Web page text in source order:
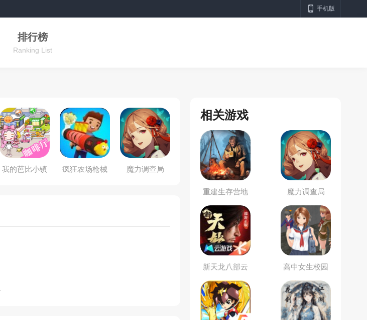
手机版
排行榜
Ranking List
我的芭比小镇
疯狂农场枪械
魔力调查局
相关游戏
重建生存营地 魔力调查局
新天龙八部云
游戏
高中女生校园
大战3